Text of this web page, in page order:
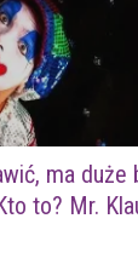
ma duże
to? Mr.